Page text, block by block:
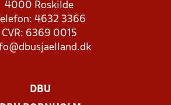
4000 Roskilde
Telefon: 4632 3366
CVR: 6369 0015
DBU